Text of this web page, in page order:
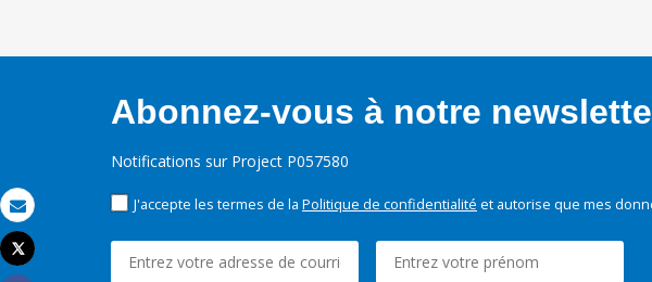
Email
Imprimer
Tweet
Abonnez-vous à notre
Notifications sur Project P057580
J'accepte les termes de la Politique de confidentialité et autorise que mes